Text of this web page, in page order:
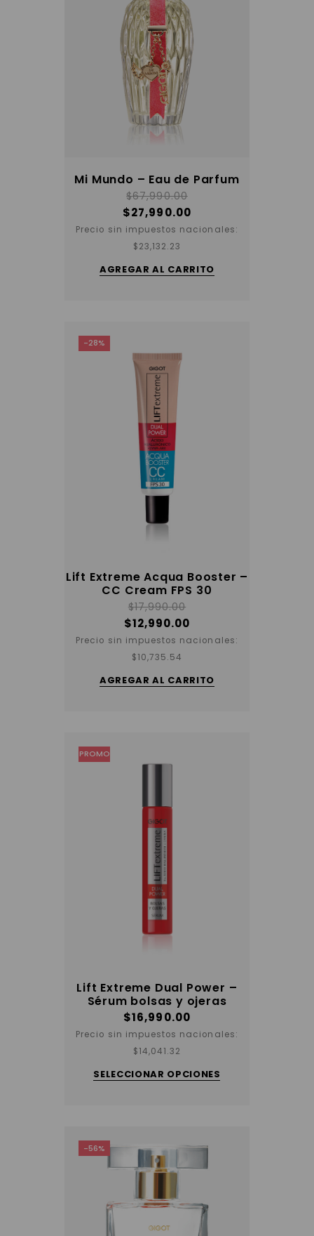
Mi Mundo – Eau de Parfum
$67,990.00
$27,990.00
Precio sin impuestos nacionales:
$23,132.23
AGREGAR AL CARRITO
-28%
Lift Extreme Acqua Booster –
CC Cream FPS 30
$17,990.00
$12,990.00
Precio sin impuestos nacionales:
$10,735.54
AGREGAR AL CARRITO
PROMO
Lift Extreme Dual Power –
Sérum bolsas y ojeras
$16,990.00
Precio sin impuestos nacionales:
$14,041.32
SELECCIONAR OPCIONES
Este
producto
tiene
varias
en
la
página
producto
-56%